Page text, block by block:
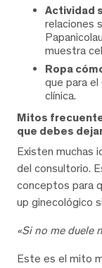
Actividad
relaciones
muestra
Ropa
que para
clínica.
Mitos
que debes
Existen muchas
del consultorio.
conceptos para
up ginecológico
«Si no me duele
Este es el mito